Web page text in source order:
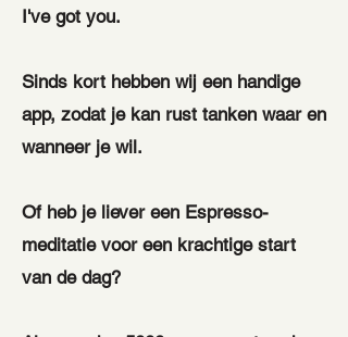
I've got you.
Sinds kort hebben wij een handige
app, zodat je kan rust tanken waar en
wanneer je wil.
Of heb je liever een Espresso-
meditatie voor een krachtige start
van de dag?